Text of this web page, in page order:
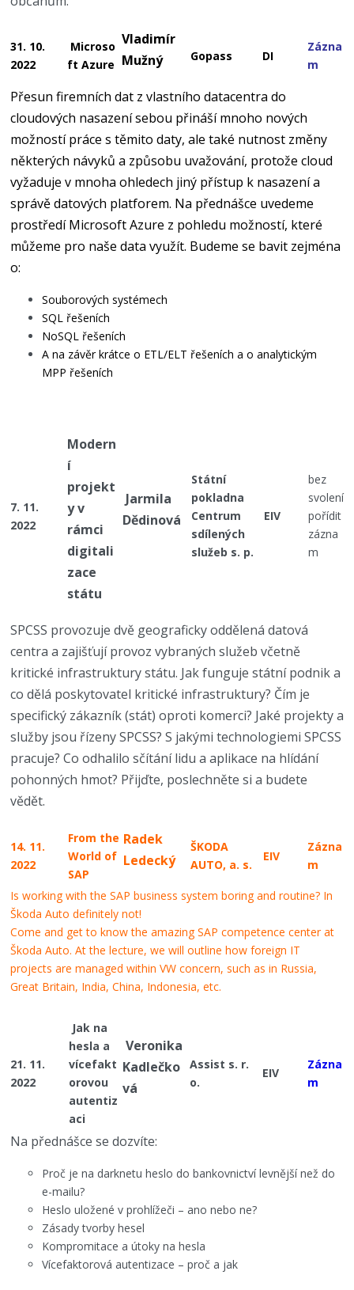
31. 10.
2022
Microso
ft Azure
Vladimír
Mužný
Gopass DI
Zázna
m
Přesun firemních dat z vlastního datacentra do
cloudových nasazení sebou přináší mnoho nových
možností práce s těmito daty, ale také nutnost změny
některých návyků a způsobu uvažování, protože cloud
vyžaduje v mnoha ohledech jiný přístup k nasazení a
správě datových platforem. Na přednášce uvedeme
prostředí Microsoft Azure z pohledu možností, které
můžeme pro naše data využít. Budeme se bavit zejména
o:
Souborových systémech
SQL řešeních
NoSQL řešeních
A na závěr krátce o ETL/ELT řešeních a o analytickým
MPP řešeních
7. 11.
2022
Modern
í
projekt
y v
rámci
digitali
zace
státu
Jarmila
Dědinová
Státní
pokladna
Centrum
sdílených
služeb s. p.
EIV
bez
svolení
pořídit
zázna
m
SPCSS provozuje dvě geograficky oddělená datová
centra a zajišťují provoz vybraných služeb včetně
kritické infrastruktury státu. Jak funguje státní podnik a
co dělá poskytovatel kritické infrastruktury? Čím je
specifický zákazník (stát) oproti komerci? Jaké projekty a
služby jsou řízeny SPCSS? S jakými technologiemi SPCSS
pracuje? Co odhalilo sčítání lidu a aplikace na hlídání
pohonných hmot? Přijďte, poslechněte si a budete
vědět.
14. 11.
2022
From the
World of
SAP
Radek
Ledecký
ŠKODA
AUTO, a. s.
EIV
Zázna
m
Is working with the SAP business system boring and routine? In
Škoda Auto definitely not!
Come and get to know the amazing SAP competence center at
Škoda Auto. At the lecture, we will outline how foreign IT
projects are managed within VW concern, such as in Russia,
Great Britain, India, China, Indonesia, etc.
21. 11.
2022
Jak na
hesla a
vícefakt
orovou
autentiz
aci
Veronika
Kadlečko
vá
Assist s. r.
o.
EIV
Zázna
m
Na přednášce se dozvíte:
Proč je na darknetu heslo do bankovnictví levnější než do
e-mailu?
Heslo uložené v prohlížeči – ano nebo ne?
Zásady tvorby hesel
Kompromitace a útoky na hesla
Vícefaktorová autentizace – proč a jak